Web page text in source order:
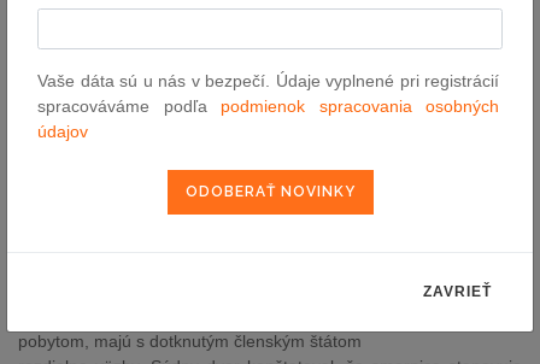
Súdny dvor v prvom rade konštatoval, že predmetná podmienka
pobytu predstavuje nepriamu diskrimináciu
štátnych príslušníkov tretích krajín, ktorí sú osobami s dlhodobým
pobytom. Hoci sa táto podmienka
uplatňuje aj na vlastných štátnych príslušníkov, dotýka sa hlavne
cudzích štátnych príslušníkov, medzi ktorých patria
pobytom, majú s dotknutým členským štátom
Vaše dáta sú u nás v bezpečí. Údaje vyplnené pri registrácií
spracováváme podľa podmienok spracovania osobných
údajov
ZAVRIEŤ